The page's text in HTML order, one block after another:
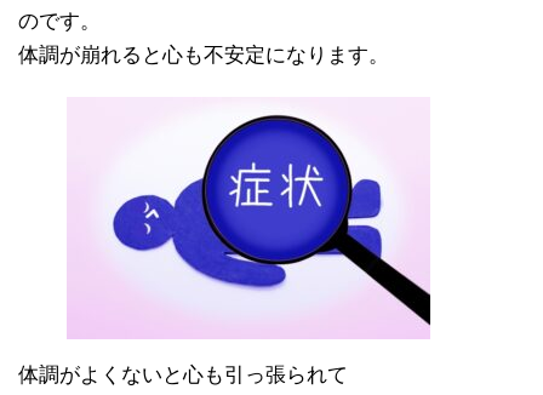
のです。
体調が崩れると心も不安定になります。
体調がよくないと心も引っ張られて